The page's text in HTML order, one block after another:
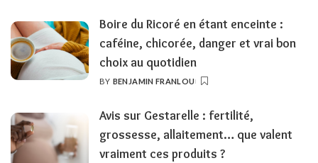
Boire du Ricoré en étant enceinte :
caféine, chicorée, danger et vrai bon
choix au quotidien
POSTED
BY BENJAMIN FRANLOU
Avis sur Gestarelle : fertilité,
grossesse, allaitement… que valent
vraiment ces produits ?